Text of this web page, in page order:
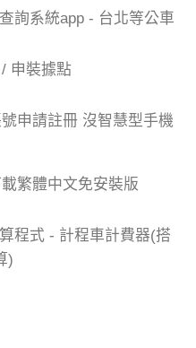
詢系統app - 台北等公車
申裝據點
申請註冊 沒智慧型手機
繁體中文免安裝版
程式 - 計程車計費器(搭
)